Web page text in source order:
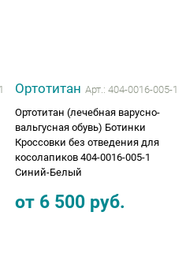
Ортотитан Арт.: 404-0016-005-1
Ортотитан (лечебная варусно-
вальгусная обувь) Ботинки
Кроссовки без отведения для
косолапиков 404-0016-005-1
Синий-Белый
от 6 500 руб.